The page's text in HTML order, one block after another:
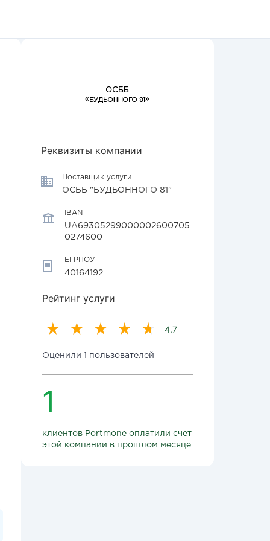
Реквизиты компании
Поставщик услуги
ОСББ "БУДЬОННОГО 81"
IBAN
UA69305299000002600705
0274600
ЕГРПОУ
40164192
Рейтинг услуги
4.7
Оценили 1 пользователей
1
клиентов Portmone оплатили счет
этой компании в прошлом месяце